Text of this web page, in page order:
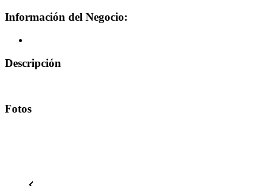
Información del Negocio:
Descripción
Fotos